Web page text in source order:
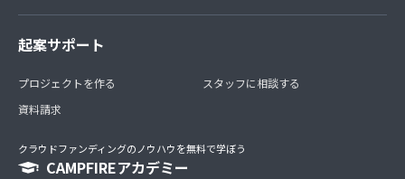
起案サポート
プロジェクトを作る
資料請求
スタッフに相談する
クラウドファンディングのノウハウを無料で学ぼう
CAMPFIREアカデミー